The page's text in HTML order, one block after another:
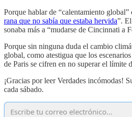
Porque hablar de “calentamiento
rana que no sabía que estaba hervida”.
sonaba más a “mudarse de Cincinnati a
Porque sin ninguna duda el cambio
global, como atestigua que los
de Paris se cifren en no superar el límite
¡Gracias por leer Verdades incómodas!
cada sábado.